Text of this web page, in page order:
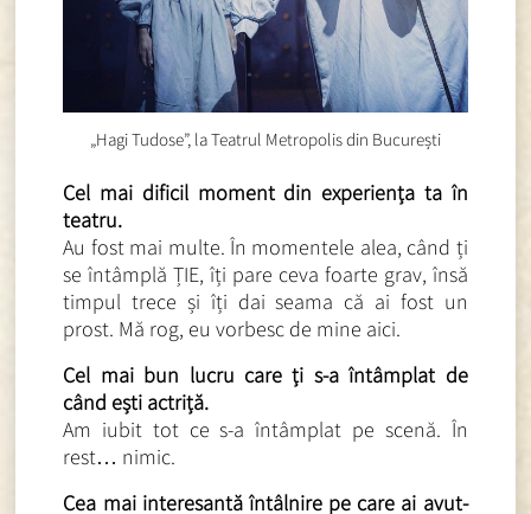
„Hagi Tudose”, la Teatrul Metropolis din București
Cel mai dificil moment din experiența ta în
teatru.
Au fost mai multe. În momentele alea, când ți
se întâmplă ȚIE, îți pare ceva foarte grav, însă
timpul trece și îți dai seama că ai fost un
prost. Mă rog, eu vorbesc de mine aici.
Cel mai bun lucru care ți s-a întâmplat de
când ești actriță.
Am iubit tot ce s-a întâmplat pe scenă. În
rest… nimic.
Cea mai interesantă întâlnire pe care ai avut-